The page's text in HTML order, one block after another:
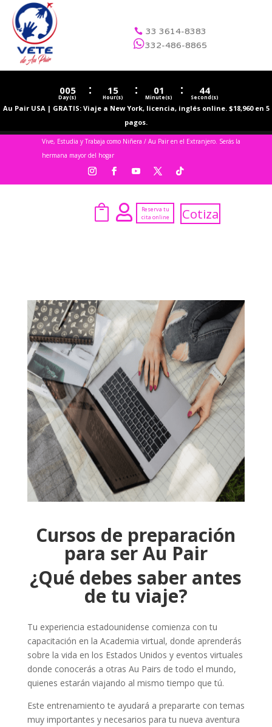
 33 3614-8383
332-486-8865

005
Day(s) : 15
Hour(s) : 01
Minute(s) : 43
Second(s)
Au Pair USA | GRATIS: Viaje a New York, licencia, inglés online. $18,960 en 5
pagos.
Vive, Estudia y Trabaja como Niñera / Au Pair en el Extranjero. Serás la
hermana mayor del hogar
 
Reserva tu
cita online
Cotiza
Cursos de preparación
para ser Au Pair
¿Qué debes saber antes
de tu viaje?
Tu experiencia estadounidense comienza con tu
capacitación en la Academia virtual, donde aprenderás
sobre la vida en los Estados Unidos y eventos virtuales
donde conocerás a otras Au Pairs de todo el mundo,
quienes estarán viajando al mismo tiempo que tú.
Este entrenamiento te ayudará a prepararte con temas
muy importantes y necesarios para tu nueva aventura